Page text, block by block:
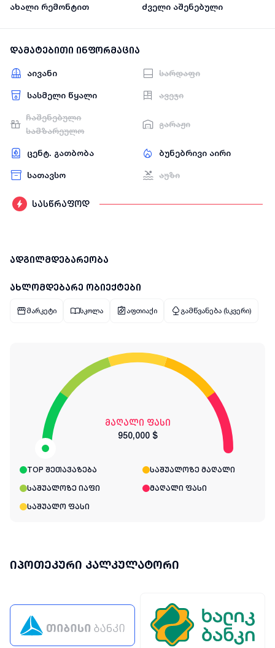
ახალი რემონტით ძველი აშენებული
დამატებითი ინფორმაცია
აივანი სარდაფი
სასმელი წყალი ავეჯი
ჩაშენებული
სამზარეულო
გარაჟი
ცენტ. გათბობა ბუნებრივი აირი
სათავსო აუზი
სასწრაფოდ
ადგილმდებარეობა
ახლომდებარე ობიექტები
მარკეტი სკოლა აფთიაქი გამწვანება (სკვერი)
მაღალი ფასი
950,000 $
TOP შეთავაზება საშუალოზე მაღალი
საშუალოზე იაფი მაღალი ფასი
საშუალო ფასი
იპოთეკური კალკულატორი